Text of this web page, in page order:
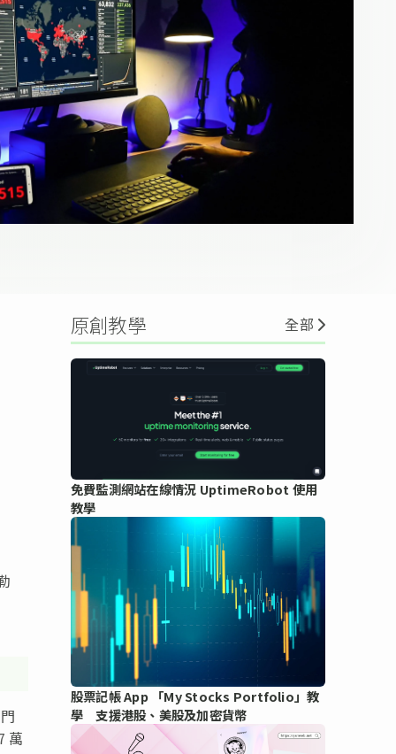
萬
原創教學 全部
免費監測網站在線情況 UptimeRobot 使用
教學
股票記帳 App 「My Stocks Portfolio」教
學 支援港股、美股及加密貨幣